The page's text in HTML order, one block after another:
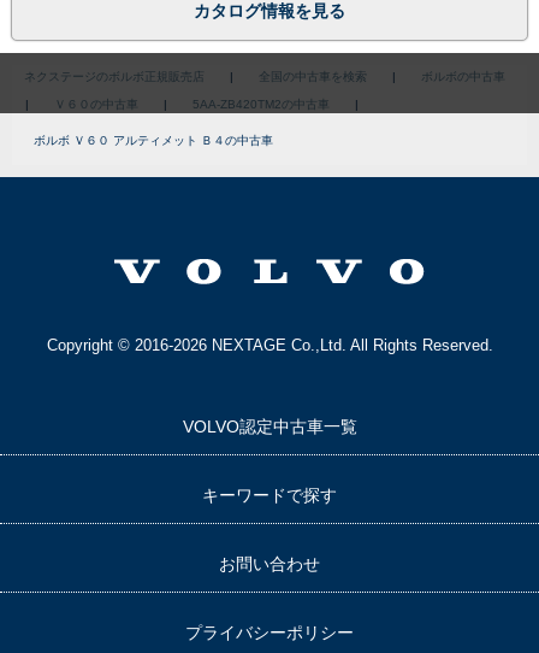
カタログ情報を見る
ネクステージのボルボ正規販売店 | 全国の中古車を検索 | ボルボの中古車
| Ｖ６０の中古車 | 5AA-ZB420TM2の中古車 |
ボルボ Ｖ６０ アルティメット Ｂ４の中古車
Copyright © 2016-2026 NEXTAGE Co.,Ltd. All Rights Reserved.
VOLVO認定中古車一覧
キーワードで探す
お問い合わせ
プライバシーポリシー